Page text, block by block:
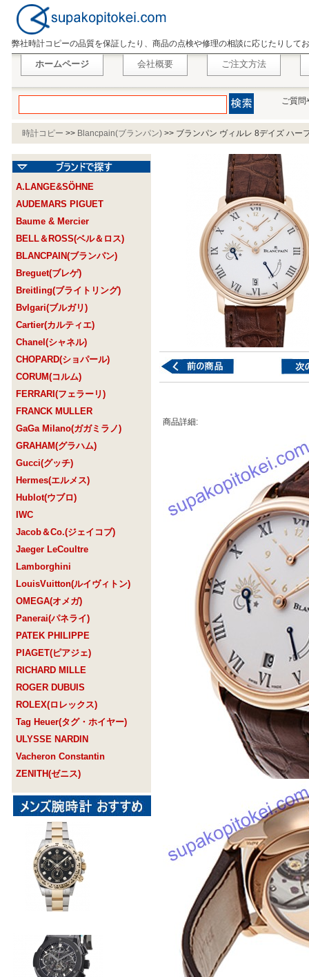
弊社時計コピーの品質を保証したり、商品の点検や修理の相談に応じたりして
ホームページ 会社概要 ご注文方法
ご質問
時計コピー >> Blancpain(ブランパン) >> ブランパン ヴィルレ 8デイズ ハ
A.LANGE&SÖHNE
AUDEMARS PIGUET
Baume & Mercier
BELL＆ROSS(ベル＆ロス)
BLANCPAIN(ブランパン)
Breguet(ブレゲ)
Breitling(ブライトリング)
Bvlgari(ブルガリ)
Cartier(カルティエ)
Chanel(シャネル)
CHOPARD(ショパール)
CORUM(コルム)
FERRARI(フェラーリ)
FRANCK MULLER
GaGa Milano(ガガミラノ)
GRAHAM(グラハム)
Gucci(グッチ)
Hermes(エルメス)
Hublot(ウブロ)
IWC
Jacob＆Co.(ジェイコブ)
Jaeger LeCoultre
Lamborghini
LouisVuitton(ルイヴィトン)
OMEGA(オメガ)
Panerai(パネライ)
PATEK PHILIPPE
PIAGET(ピアジェ)
RICHARD MILLE
ROGER DUBUIS
ROLEX(ロレックス)
Tag Heuer(タグ・ホイヤー)
ULYSSE NARDIN
Vacheron Constantin
ZENITH(ゼニス)
商品詳細: